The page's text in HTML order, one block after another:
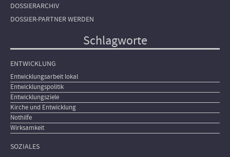
DOSSIERARCHIV
DOSSIER-PARTNER WERDEN
Schlagworte
ENTWICKLUNG
Entwicklungsarbeit lokal
Entwicklungspolitik
Entwicklungsziele
Kirche und Entwicklung
Nothilfe
Wirksamkeit
SOZIALES